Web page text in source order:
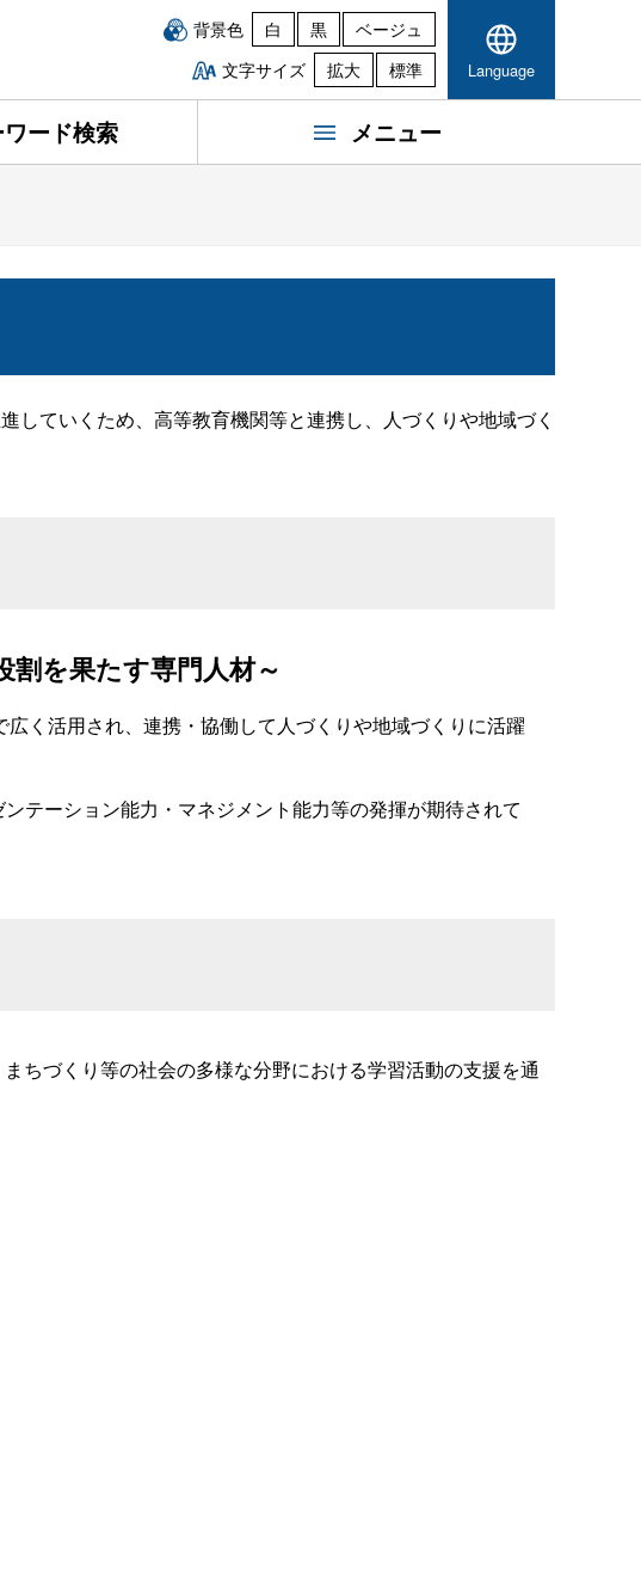
背景色 白 黒
ベージュ
文字サイズ
拡大 標準 Language
ード検索 メニュー
ていくため、高等教育機関等と連携し、人づくりや地域づく
を果たす専門人材～
く活用され、連携・協働して人づくりや地域づくりに活躍
テーション能力・マネジメント能力等の発揮が期待されて
ちづくり等の社会の多様な分野における学習活動の支援を通